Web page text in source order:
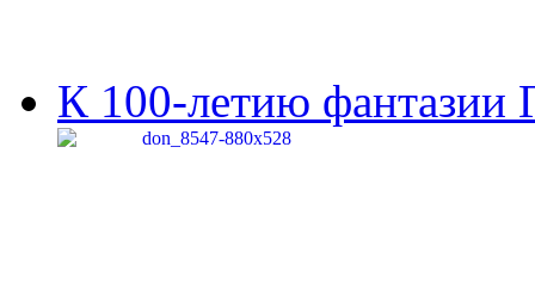
К 100-летию фантазии